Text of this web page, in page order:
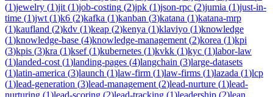
(1)jewelry (1)jit (1)job-costing (2)jpk (1)json-rpc (2)jumia (1)just-in-
time (1)jwt (1)k6 (2)kafka (1)kanban (3)katana (1)katana-mrp
(1)kaufland (2)kdv (1)keap (2)kenya (1)klaviyo (1)knowledge
(1)knowledge-base (4)knowledge-management (2)korea (1)kpi
(3)kpis (3)kra (1)ksef(1)kubernetes (1)kvkk (1)kyc (1)labor-law
(1)landed-cost (1)landing-pages (4)langchain (3)large-datasets
(1)latin-america (3)launch (1)law-firm (1)law-firms (1)lazada (1)lcp
(1)lead-generation (3)lead-management (2)lead-nurture (1)lead-
nurturing (1)lead-scoring (2)lead-tracking (1)leadership (2)lean